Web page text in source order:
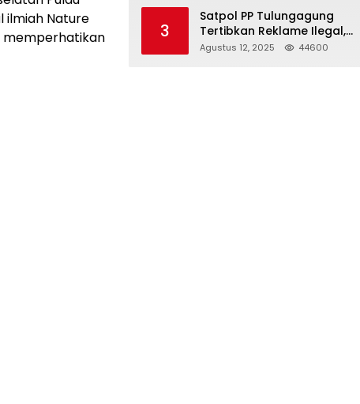
ilmiah Nature
memperhatikan
3
Satpol PP Tulungagung
Tertibkan Reklame Ilegal,
Wujudkan Kota yang Rapi
Agustus 12, 2025 44600